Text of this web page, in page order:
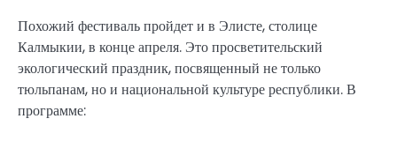
Похожий фестиваль пройдет и в Элисте, столице
Калмыкии, в конце апреля. Это просветительский
экологический праздник, посвященный не только
тюльпанам, но и национальной культуре республики. В
программе: